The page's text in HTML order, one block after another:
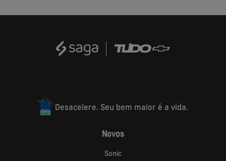
Desacelere. Seu bem maior é a vida.
Novos
Sonic